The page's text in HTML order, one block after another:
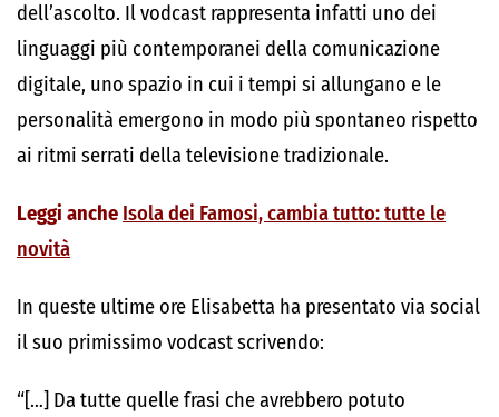
dell’ascolto. Il vodcast rappresenta infatti uno dei
linguaggi più contemporanei della comunicazione
digitale, uno spazio in cui i tempi si allungano e le
personalità emergono in modo più spontaneo rispetto
ai ritmi serrati della televisione tradizionale.
Leggi anche Isola dei Famosi, cambia tutto: tutte le
novità
In queste ultime ore Elisabetta ha presentato via social
il suo primissimo vodcast scrivendo:
“[…] Da tutte quelle frasi che avrebbero potuto